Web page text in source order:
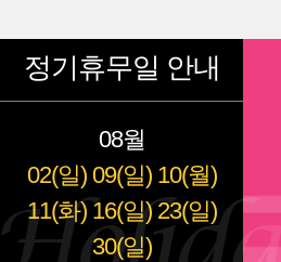
정기휴무일 안내
08월
02(일) 09(일) 10(월)
11(화) 16(일) 23(일)
30(일)